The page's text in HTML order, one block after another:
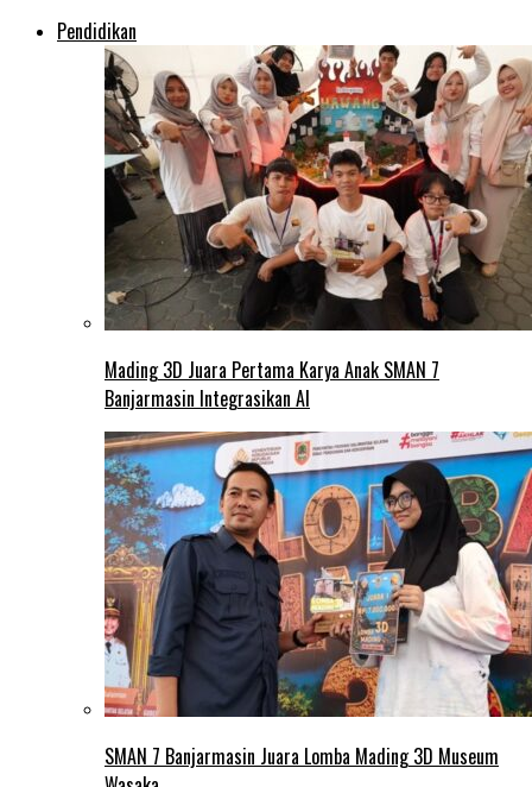
Pendidikan
Mading 3D Juara Pertama Karya Anak SMAN 7
Banjarmasin Integrasikan AI
SMAN 7 Banjarmasin Juara Lomba Mading 3D Museum